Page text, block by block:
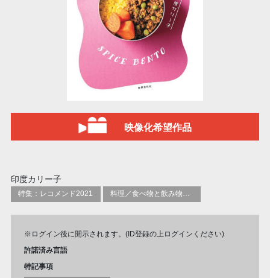
映像化希望作品
印度カリー子
特集：レコメンド2021 料理／食べ物と飲み物／食に関する記述
※ログイン後に開示されます。(ID登録の上ログインください)
許諾済み言語
特記事項